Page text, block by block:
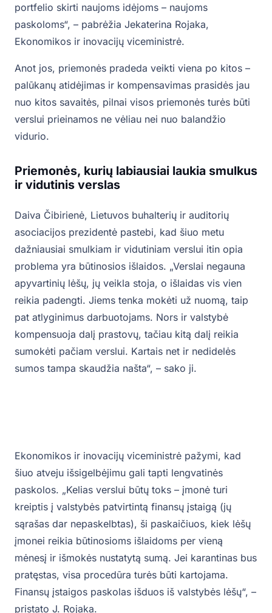
portfelio skirti naujoms idėjoms – naujoms
paskoloms“, – pabrėžia Jekaterina Rojaka,
Ekonomikos ir inovacijų viceministrė.
Anot jos, priemonės pradeda veikti viena po kitos –
palūkanų atidėjimas ir kompensavimas prasidės jau
nuo kitos savaitės, pilnai visos priemonės turės būti
verslui prieinamos ne vėliau nei nuo balandžio
vidurio.
Priemonės, kurių labiausiai laukia smulkus
ir vidutinis verslas
Daiva Čibirienė, Lietuvos buhalterių ir auditorių
asociacijos prezidentė pastebi, kad šiuo metu
dažniausiai smulkiam ir vidutiniam verslui itin opia
problema yra būtinosios išlaidos. „Verslai negauna
apyvartinių lėšų, jų veikla stoja, o išlaidas vis vien
reikia padengti. Jiems tenka mokėti už nuomą, taip
pat atlyginimus darbuotojams. Nors ir valstybė
kompensuoja dalį prastovų, tačiau kitą dalį reikia
sumokėti pačiam verslui. Kartais net ir nedidelės
sumos tampa skaudžia našta“, – sako ji.
Ekonomikos ir inovacijų viceministrė pažymi, kad
šiuo atveju išsigelbėjimu gali tapti lengvatinės
paskolos. „Kelias verslui būtų toks – įmonė turi
kreiptis į valstybės patvirtintą finansų įstaigą (jų
sąrašas dar nepaskelbtas), ši paskaičiuos, kiek lėšų
įmonei reikia būtinosioms išlaidoms per vieną
mėnesį ir išmokės nustatytą sumą. Jei karantinas bus
pratęstas, visa procedūra turės būti kartojama.
Finansų įstaigos paskolas išduos iš valstybės lėšų“, –
pristato J. Rojaka.